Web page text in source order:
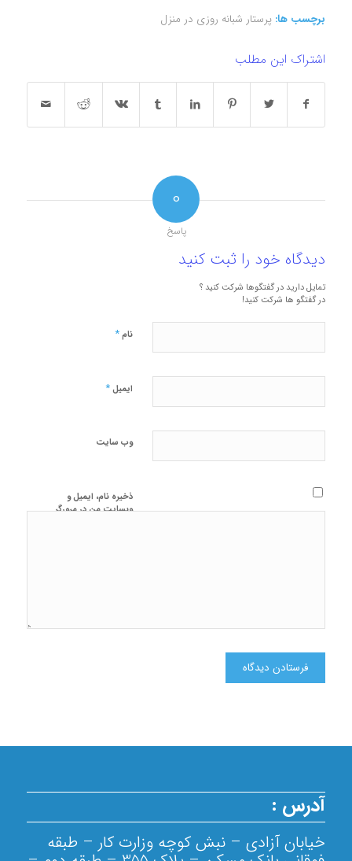
برچسب ها: پرستار شبانه روزی در منزل
اشتراک این مطلب
0
پاسخ
دیدگاه خود را ثبت کنید
تمایل دارید در گفتگوها شرکت کنید ؟
در گفتگو ها شرکت کنید!
نام*
ایمیل*
وب‌ سایت
ذخیره نام، ایمیل و
وبسایت من در مرورگر
آدرس :
خیابان آزادی – نبش کوچه وزارت کار – طبقه